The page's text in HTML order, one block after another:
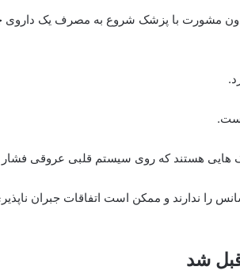
بدون مشورت با پزشک شروع به مصرف یک
هایی هستند که روی سیستم قلبی عروقی فشار
ندارند و ممکن است اتفاقات جبران
شد